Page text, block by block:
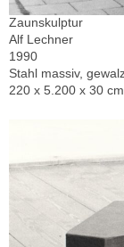
Zaunskulptur
Alf Lechner
1990
Stahl massiv,
220 x 5.200 x 30 cm